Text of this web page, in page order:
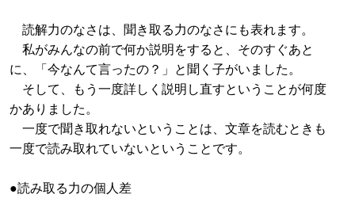
読解力のなさは、聞き取る力のなさにも表れます。
私がみんなの前で何か説明をすると、そのすぐあと
に、「今なんて言ったの？」と聞く子がいました。
そして、もう一度詳しく説明し直すということが何度
かありました。
一度で聞き取れないということは、文章を読むときも
一度で読み取れていないということです。
●読み取る力の個人差